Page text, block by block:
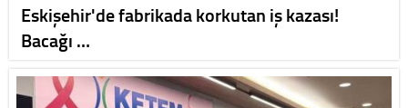
Eskişehir'de fabrikada korkutan iş kazası!
Bacağı …